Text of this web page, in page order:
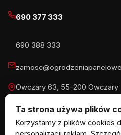
Ta strona używa plików
Korzystamy z plików cookies
690 377 333
690 388 333
Owczary 63, 55-200 Owczary
Pn-Pt 8-16, Sb 8-13:30